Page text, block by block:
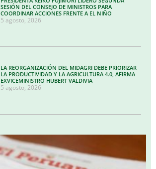
SESIÓN DEL CONSEJO DE MINISTROS PARA
COORDINAR ACCIONES FRENTE A EL NIÑO
5 agosto, 2026
LA REORGANIZACIÓN DEL MIDAGRI DEBE PRIORIZAR
LA PRODUCTIVIDAD Y LA AGRICULTURA 4.0, AFIRMA
EXVICEMINISTRO HUBERT VALDIVIA
5 agosto, 2026